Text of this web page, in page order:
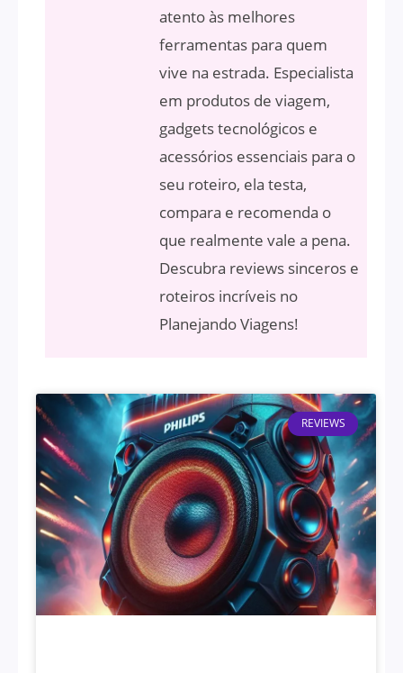
atento às melhores
ferramentas para quem
vive na estrada. Especialista
em produtos de viagem,
gadgets tecnológicos e
acessórios essenciais para o
seu roteiro, ela testa,
compara e recomenda o
que realmente vale a pena.
Descubra reviews sinceros e
roteiros incríveis no
Planejando Viagens!
REVIEWS